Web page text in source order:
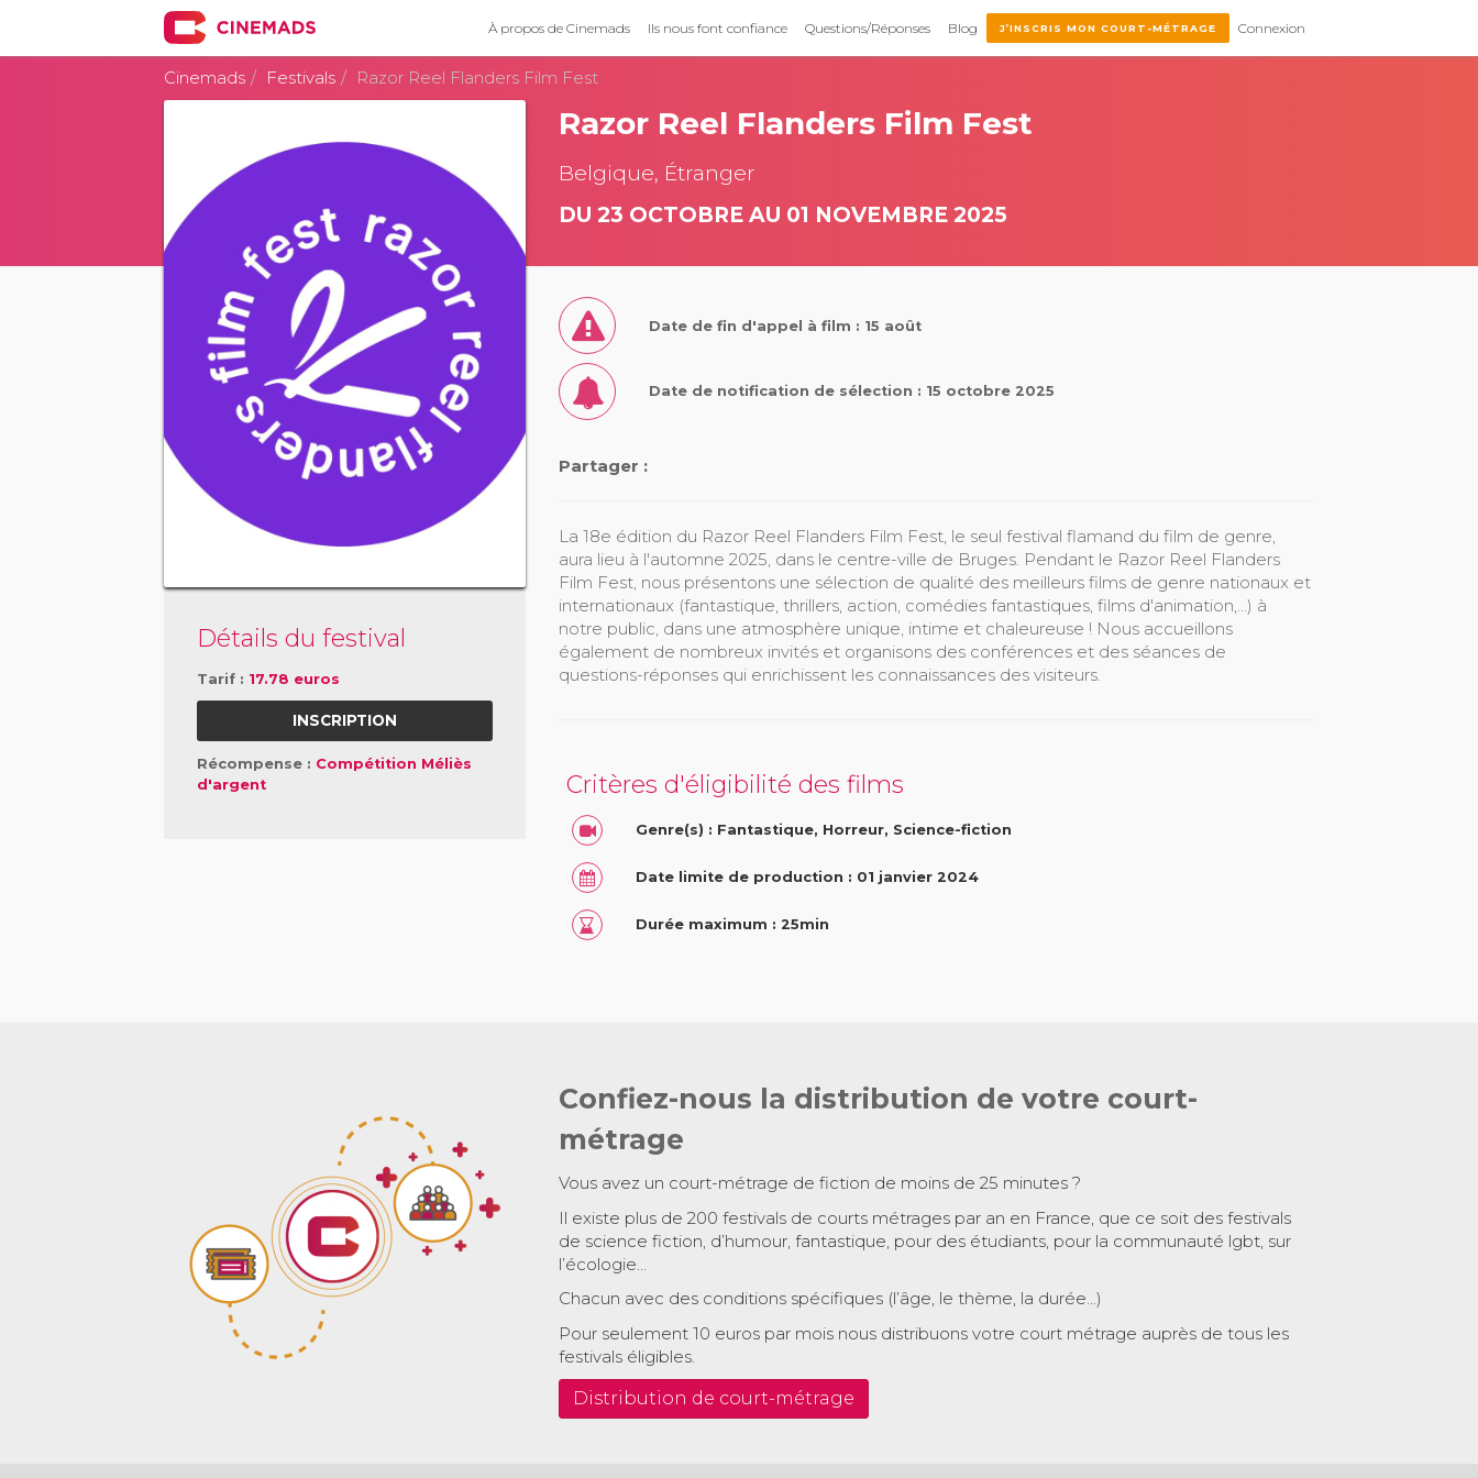
À propos de Cinemads Ils nous font confiance Questions/Réponses Blog J’INSCRIS MON COURT-MÉTRAGE Connexion
Cinemads Festivals Razor Reel Flanders Film Fest
Détails du festival
Tarif : 17.78 euros
INSCRIPTION
Récompense : Compétition Méliès
d'argent
Razor Reel Flanders Film Fest
Belgique, Étranger
DU 23 OCTOBRE AU 01 NOVEMBRE 2025
Date de fin d'appel à film : 15 août
Date de notification de sélection : 15 octobre 2025
Partager :
La 18e édition du Razor Reel Flanders Film Fest, le seul festival flamand du film de genre,
aura lieu à l'automne 2025, dans le centre-ville de Bruges. Pendant le Razor Reel Flanders
Film Fest, nous présentons une sélection de qualité des meilleurs films de genre nationaux et
internationaux (fantastique, thrillers, action, comédies fantastiques, films d'animation,...) à
notre public, dans une atmosphère unique, intime et chaleureuse ! Nous accueillons
également de nombreux invités et organisons des conférences et des séances de
questions-réponses qui enrichissent les connaissances des visiteurs.
Critères d'éligibilité des films
Genre(s) : Fantastique, Horreur, Science-fiction
Date limite de production : 01 janvier 2024
Durée maximum : 25min
Confiez-nous la distribution de votre court-
métrage
Vous avez un court-métrage de fiction de moins de 25 minutes ?
Il existe plus de 200 festivals de courts métrages par an en France, que ce soit des festivals
de science fiction, d’humour, fantastique, pour des étudiants, pour la communauté lgbt, sur
l’écologie…
Chacun avec des conditions spécifiques (l’âge, le thème, la durée…)
Pour seulement 10 euros par mois nous distribuons votre court métrage auprès de tous les
festivals éligibles.
Distribution de court-métrage